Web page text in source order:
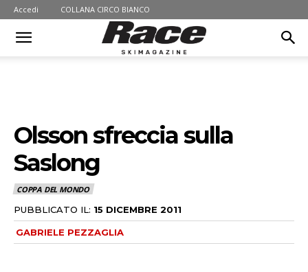
Accedi COLLANA CIRCO BIANCO
Olsson sfreccia sulla
Saslong
COPPA DEL MONDO
PUBBLICATO IL: 15 DICEMBRE 2011
GABRIELE PEZZAGLIA